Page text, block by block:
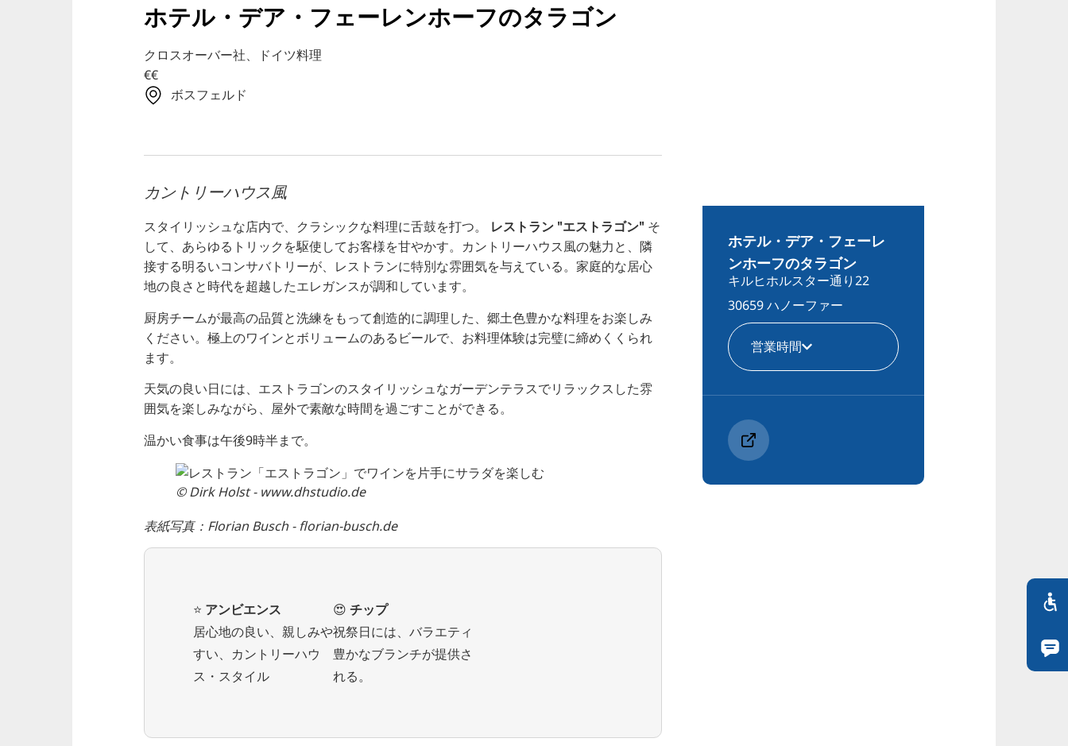
ホテル・デア・フェーレンホーフのタラゴン
クロスオーバー社、ドイツ料理
€€
ボスフェルド
カントリーハウス風
スタイリッシュな店内で、クラシックな料理に舌鼓を打つ。 レストラン "エストラゴン" そ
して、あらゆるトリックを駆使してお客様を甘やかす。カントリーハウス風の魅力と、隣
接する明るいコンサバトリーが、レストランに特別な雰囲気を与えている。家庭的な居心
地の良さと時代を超越したエレガンスが調和しています。
厨房チームが最高の品質と洗練をもって創造的に調理した、郷土色豊かな料理をお楽しみ
ください。極上のワインとボリュームのあるビールで、お料理体験は完璧に締めくくられ
ます。
天気の良い日には、エストラゴンのスタイリッシュなガーデンテラスでリラックスした雰
囲気を楽しみながら、屋外で素敵な時間を過ごすことができる。
温かい食事は午後9時半まで。
© Dirk Holst - www.dhstudio.de
表紙写真：Florian Busch - florian-busch.de
⭐️ アンビエンス
居心地の良い、親しみや
すい、カントリーハウ
ス・スタイル
😍 チップ
祝祭日には、バラエティ
豊かなブランチが提供さ
れる。
ホテル・デア・フェーレ
ンホーフのタラゴン
キルヒホルスター通り22
30659 ハノーファー
営業時間